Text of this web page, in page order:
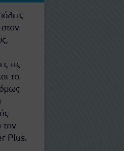
τις
τα
την
Plus.